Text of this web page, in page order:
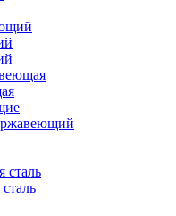
сталь